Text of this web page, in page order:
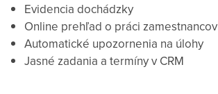
Evidencia dochádzky
Online prehľad o práci zamestnancov
Automatické upozornenia na úlohy
Jasné zadania a termíny v CRM